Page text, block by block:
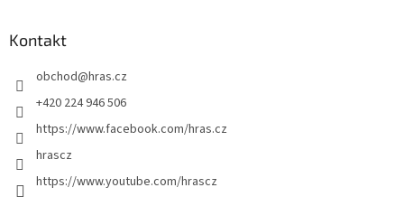
Kontakt
obchod@hras.cz
+420 224 946 506
https://www.facebook.com/hras.cz
hrascz
https://www.youtube.com/hrascz